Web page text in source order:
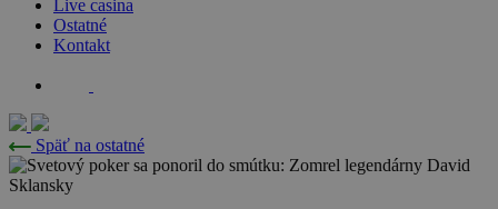
Live casina
Ostatné
Kontakt
Späť na ostatné